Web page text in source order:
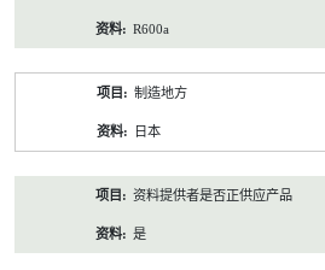
R600a
制造地方
日本
资料提供者是否正供应产品
是